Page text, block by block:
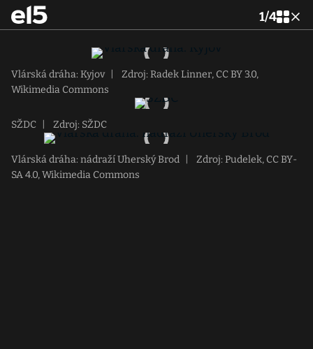
1/4
Vlárská dráha: Kyjov
Zdroj: Radek Linner, CC BY 3.0,
Wikimedia Commons
SŽDC Zdroj: SŽDC
Vlárská dráha: nádraží Uherský Brod
Zdroj: Pudelek, CC BY-
SA 4.0, Wikimedia Commons